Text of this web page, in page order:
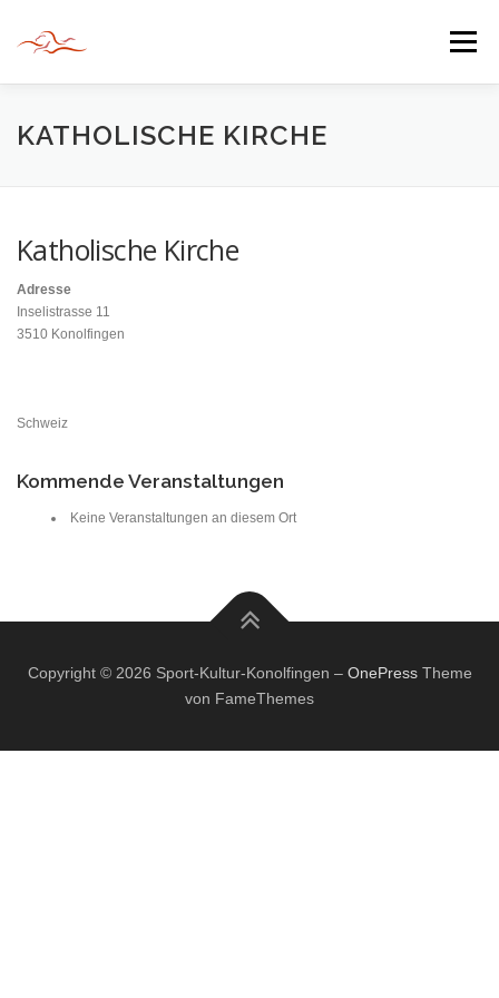
springen
Menü
HERZLICH WILLKOMMEN
INFORMATIONEN
KATHOLISCHE KIRCHE
Katholische Kirche
Adresse
Inselistrasse 11
3510 Konolfingen
Schweiz
Kommende Veranstaltungen
Keine Veranstaltungen an diesem Ort
Copyright © 2026 Sport-Kultur-Konolfingen – OnePressTheme
von FameThemes